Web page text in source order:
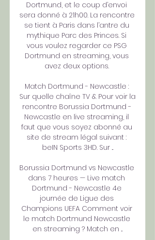
Dortmund, et le coup d’envoi
sera donné à 21h00. La rencontre
se tient à Paris dans l’antre du
mythique Parc des Princes. Si
vous voulez regarder ce PSG
Dortmund en streaming, vous
avez deux options.
Match Dortmund - Newcastle :
Sur quelle chaîne TV & Pour voir la
rencontre Borussia Dortmund -
Newcastle en live streaming, il
faut que vous soyez abonné au
site de stream légal suivant :
beIN Sports 3HD. Sur ...
Borussia Dortmund vs Newcastle
dans 7 heures — Live match
Dortmund - Newcastle 4e
journée de Ligue des
Champions UEFA Comment voir
le match Dortmund Newcastle
en streaming ? Match en ...